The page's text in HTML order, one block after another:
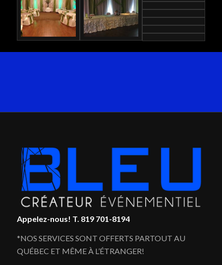
Appelez-nous! T. 819 701-8194
*NOS SERVICES SONT OFFERTS PARTOUT AU
QUÉBEC ET MÊME À L’ÉTRANGER!